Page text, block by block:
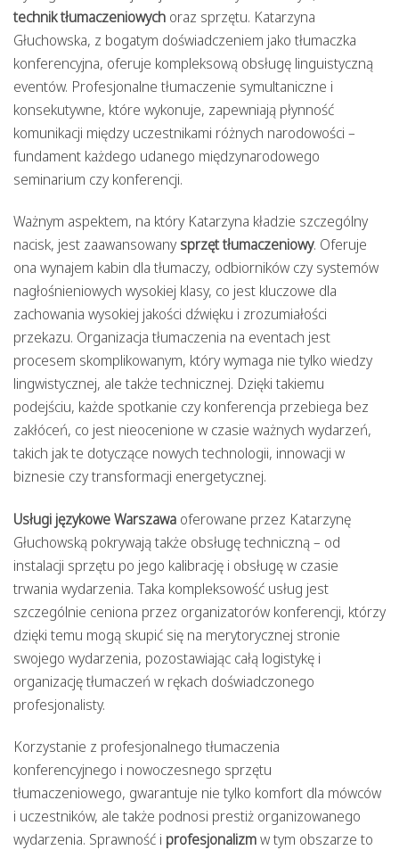
technik tłumaczeniowych oraz sprzętu. Katarzyna
Głuchowska, z bogatym doświadczeniem jako tłumaczka
konferencyjna, oferuje kompleksową obsługę linguistyczną
eventów. Profesjonalne tłumaczenie symultaniczne i
konsekutywne, które wykonuje, zapewniają płynność
komunikacji między uczestnikami różnych narodowości –
fundament każdego udanego międzynarodowego
seminarium czy konferencji.
Ważnym aspektem, na który Katarzyna kładzie szczególny
nacisk, jest zaawansowany sprzęt tłumaczeniowy. Oferuje
ona wynajem kabin dla tłumaczy, odbiorników czy systemów
nagłośnieniowych wysokiej klasy, co jest kluczowe dla
zachowania wysokiej jakości dźwięku i zrozumiałości
przekazu. Organizacja tłumaczenia na eventach jest
procesem skomplikowanym, który wymaga nie tylko wiedzy
lingwistycznej, ale także technicznej. Dzięki takiemu
podejściu, każde spotkanie czy konferencja przebiega bez
zakłóceń, co jest nieocenione w czasie ważnych wydarzeń,
takich jak te dotyczące nowych technologii, innowacji w
biznesie czy transformacji energetycznej.
Usługi językowe Warszawa oferowane przez Katarzynę
Głuchowską pokrywają także obsługę techniczną – od
instalacji sprzętu po jego kalibrację i obsługę w czasie
trwania wydarzenia. Taka kompleksowość usług jest
szczególnie ceniona przez organizatorów konferencji, którzy
dzięki temu mogą skupić się na merytorycznej stronie
swojego wydarzenia, pozostawiając całą logistykę i
organizację tłumaczeń w rękach doświadczonego
profesjonalisty.
Korzystanie z profesjonalnego tłumaczenia
konferencyjnego i nowoczesnego sprzętu
tłumaczeniowego, gwarantuje nie tylko komfort dla mówców
i uczestników, ale także podnosi prestiż organizowanego
wydarzenia. Sprawność i profesjonalizmw tym obszarze to